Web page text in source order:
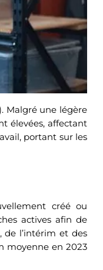
Malgré une légère
élevées, affectant
portant sur les
créé ou
actives afin de
de l’intérim et des
moyenne en 2023